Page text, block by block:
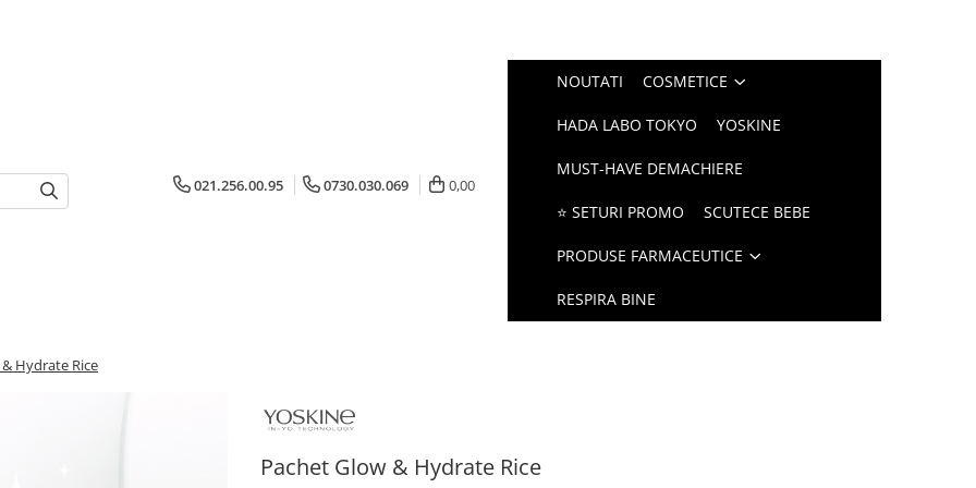
021.256.00.95 0730.030.069 0,00
NOUTATI COSMETICE
HADA LABO TOKYO YOSKINE
MUST-HAVE DEMACHIERE
⭐ SETURI PROMO SCUTECE BEBE
PRODUSE FARMACEUTICE
RESPIRA BINE
Hydrate Rice
Pachet Glow & Hydrate Rice